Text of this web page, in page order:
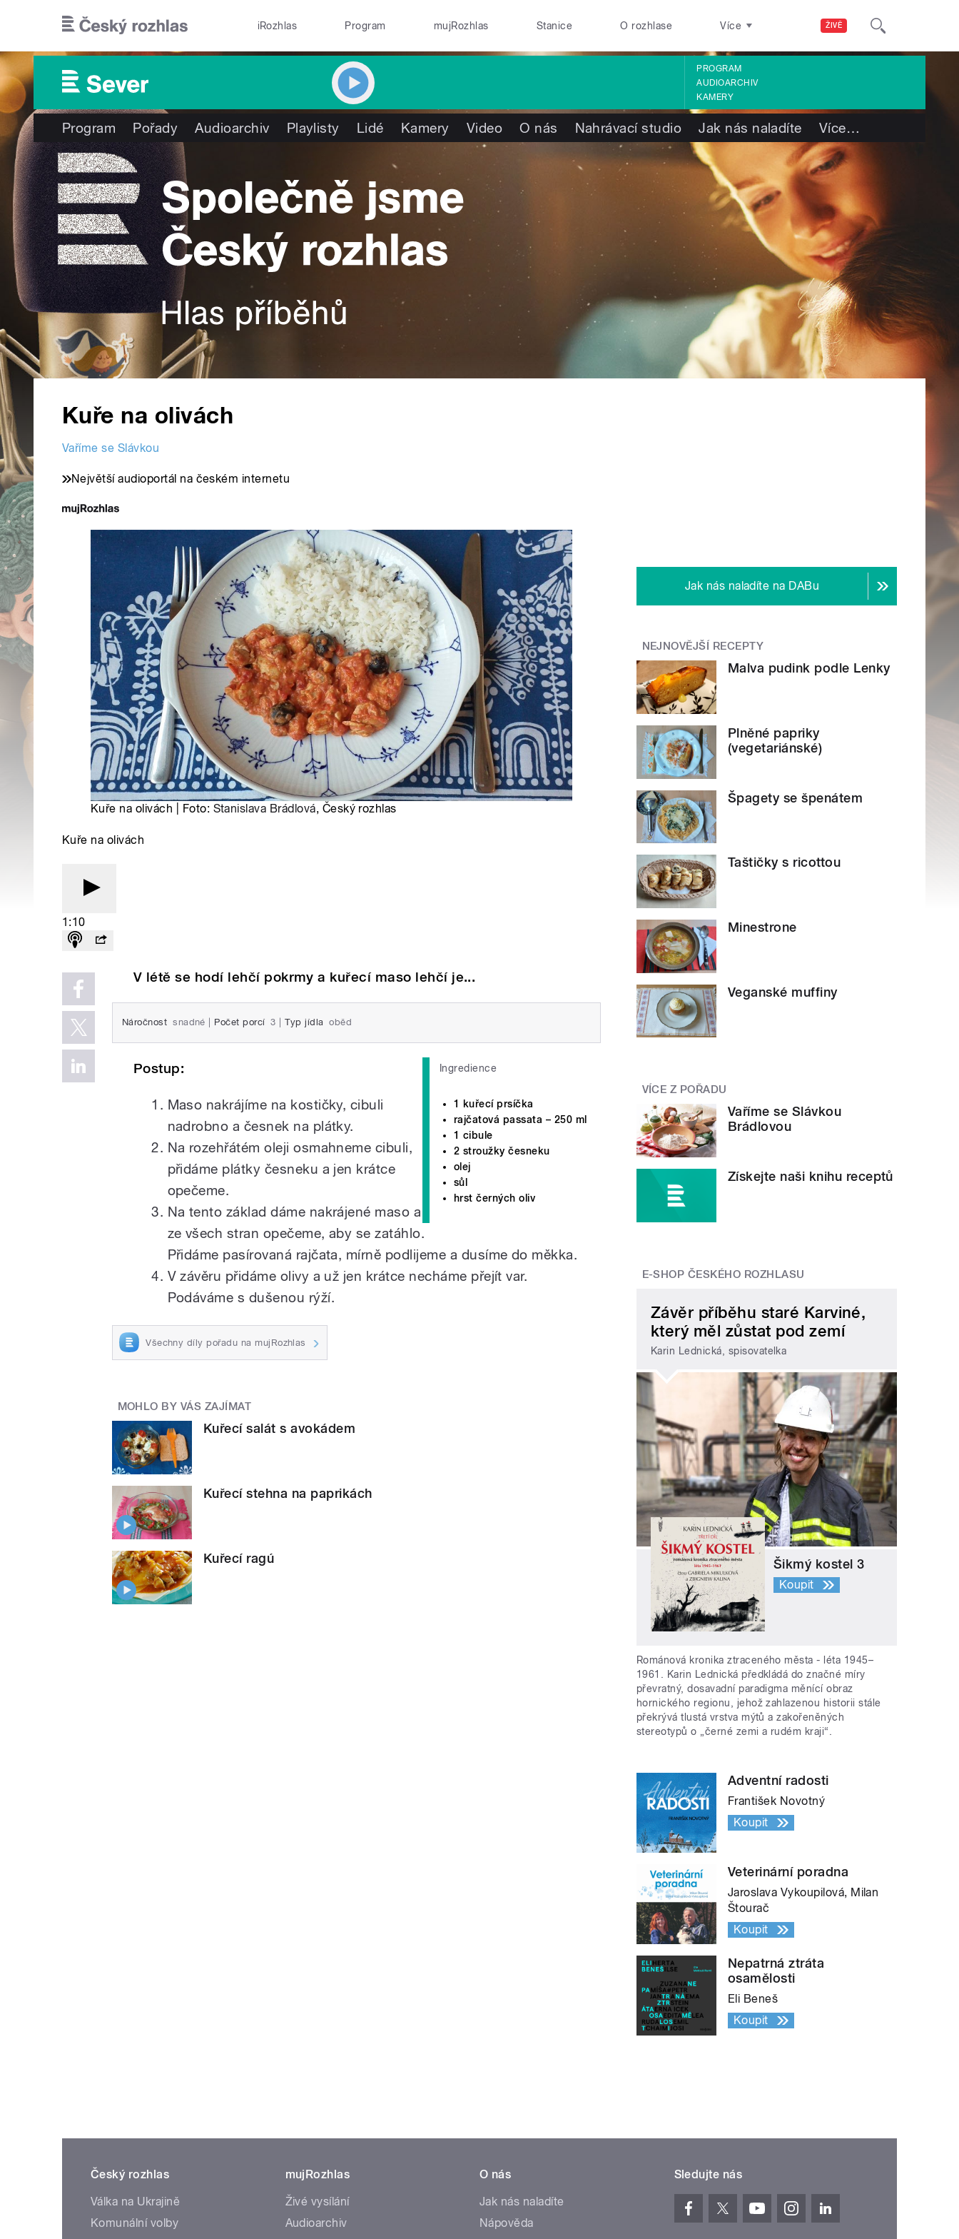
ŽIVĚ
iRozhlas Program mujRozhlas Stanice O rozhlase Více
PROGRAM
AUDIOARCHIV
KAMERY
Program Pořady Audioarchiv Playlisty Lidé Kamery Video O nás Nahrávací studio Jak nás naladíte Více…
Kuře na olivách
Vaříme se Slávkou
Největší audioportál na českém internetu
Kuře na olivách | Foto: Stanislava Brádlová, Český rozhlas
Kuře na olivách
1:10
V létě se hodí lehčí pokrmy a kuřecí maso lehčí je...
Náročnost snadné Počet porcí 3 Typ jídla oběd
Ingredience
1 kuřecí prsíčka
rajčatová passata – 250 ml
1 cibule
2 stroužky česneku
olej
sůl
hrst černých oliv
Postup:
Maso nakrájíme na kostičky, cibuli
nadrobno a česnek na plátky.
Na rozehřátém oleji osmahneme cibuli,
přidáme plátky česneku a jen krátce
opečeme.
Na tento základ dáme nakrájené maso a
ze všech stran opečeme, aby se zatáhlo.
Přidáme pasírovaná rajčata, mírně podlijeme a dusíme do měkka.
V závěru přidáme olivy a už jen krátce necháme přejít var.
Podáváme s dušenou rýží.
Všechny díly pořadu na mujRozhlas
MOHLO BY VÁS ZAJÍMAT
Kuřecí salát s avokádem
Kuřecí stehna na paprikách
Kuřecí ragú
Jak nás naladíte na DABu
NEJNOVĚJŠÍ RECEPTY
Malva pudink podle Lenky
Plněné papriky
(vegetariánské)
Špagety se špenátem
Taštičky s ricottou
Minestrone
Veganské muffiny
VÍCE Z POŘADU
Vaříme se Slávkou
Brádlovou
Získejte naši knihu receptů
E-SHOP ČESKÉHO ROZHLASU
Závěr příběhu staré Karviné,
který měl zůstat pod zemí
Karin Lednická, spisovatelka
Šikmý kostel 3
Koupit
Románová kronika ztraceného města - léta 1945–
1961. Karin Lednická předkládá do značné míry
převratný, dosavadní paradigma měnící obraz
hornického regionu, jehož zahlazenou historii stále
překrývá tlustá vrstva mýtů a zakořeněných
stereotypů o „černé zemi a rudém kraji“.
Adventní radosti
František Novotný
Koupit
Veterinární poradna
Jaroslava Vykoupilová, Milan
Štourač
Koupit
Nepatrná ztráta
osamělosti
Eli Beneš
Koupit
Český rozhlas
Válka na Ukrajině
Komunální volby
mujRozhlas
Živé vysílání
Audioarchiv
O nás
Jak nás naladíte
Nápověda
Sledujte nás